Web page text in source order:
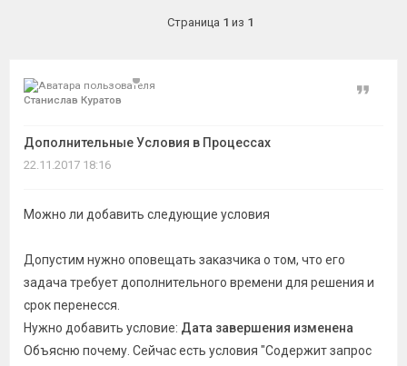
Страница 1 из 1
Станислав Куратов
Дополнительные Условия в Процессах
Цитата
22.11.2017 18:16
Можно ли добавить следующие условия
Допустим нужно оповещать заказчика о том, что его
задача требует дополнительного времени для решения и
срок перенесся.
Нужно добавить условие: Дата завершения изменена
Объясню почему. Сейчас есть условия "Содержит запрос